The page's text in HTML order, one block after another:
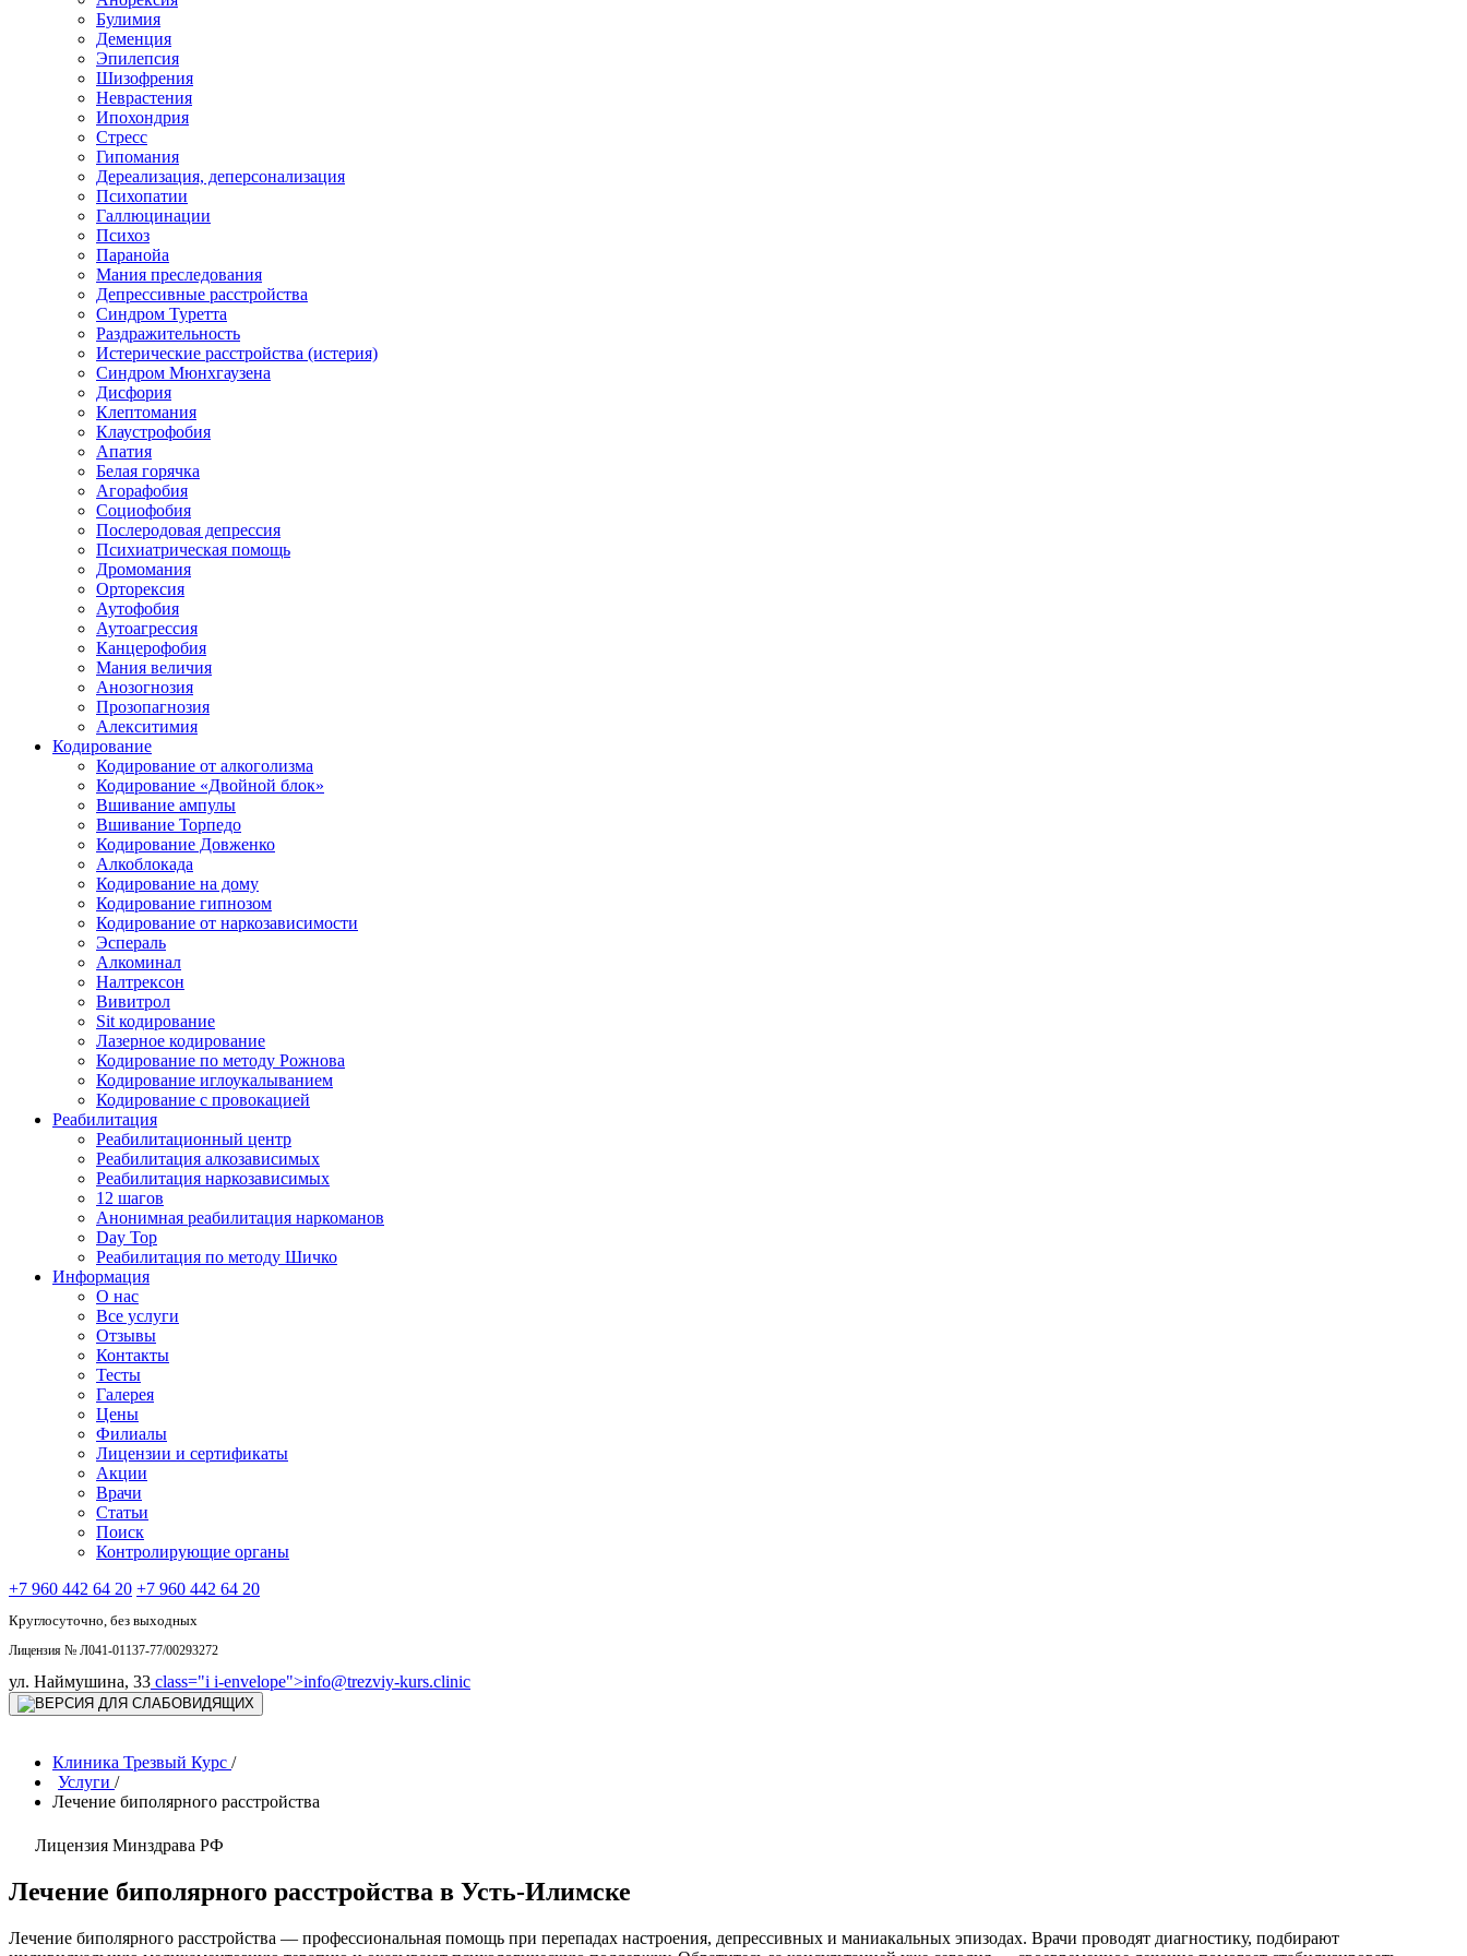
Булимия
Деменция
Эпилепсия
Шизофрения
Неврастения
Ипохондрия
Стресс
Гипомания
Дереализация, деперсонализация
Психопатии
Галлюцинации
Психоз
Паранойа
Мания преследования
Депрессивные расстройства
Синдром Туретта
Раздражительность
Истерические расстройства (истерия)
Синдром Мюнхгаузена
Дисфория
Клептомания
Клаустрофобия
Апатия
Белая горячка
Агорафобия
Социофобия
Послеродовая депрессия
Психиатрическая помощь
Дромомания
Орторексия
Аутофобия
Аутоагрессия
Канцерофобия
Мания величия
Анозогнозия
Прозопагнозия
Алекситимия
Кодирование
Кодирование от алкоголизма
Кодирование «Двойной блок»
Вшивание ампулы
Вшивание Торпедо
Кодирование Довженко
Алкоблокада
Кодирование на дому
Кодирование гипнозом
Кодирование от наркозависимости
Эспераль
Алкоминал
Налтрексон
Вивитрол
Sit кодирование
Лазерное кодирование
Кодирование по методу Рожнова
Кодирование иглоукалыванием
Кодирование с провокацией
Реабилитация
Реабилитационный центр
Реабилитация алкозависимых
Реабилитация наркозависимых
12 шагов
Анонимная реабилитация наркоманов
Day Top
Реабилитация по методу Шичко
Информация
О нас
Все услуги
Отзывы
Контакты
Тесты
Галерея
Цены
Филиалы
Лицензии и сертификаты
Акции
Врачи
Статьи
Поиск
Контролирующие органы
+7 960 442 64 20 +7 960 442 64 20
Круглосуточно, без выходных
Лицензия № Л041-01137-77/00293272
ул. Наймушина, 33 class="i i-envelope">info@trezviy-kurs.clinic
Клиника Трезвый Курс /
Услуги /
Лечение биполярного расстройства
Лицензия Минздрава РФ
Лечение биполярного расстройства в Усть-Илимске
Лечение биполярного расстройства — профессиональная помощь при перепадах настроения, депрессивных и маниакальных эпизодах. Врачи проводят диагностику, подбирают